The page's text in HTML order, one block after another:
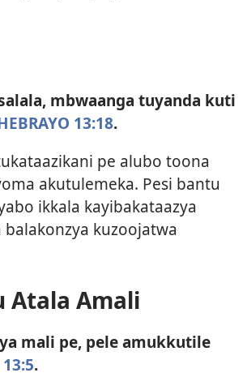
mbwaanga tuyanda kuti
13:18.
pe alubo toona
akutulemeka. Pesi bantu
ikkala kayibakataazya
kuzoojatwa
Atala Amali
mali pe, pele amukkutile
.